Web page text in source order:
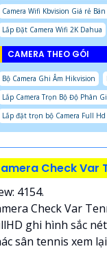
Camera Wifi Kbvision Giá rẻ
Lắp Đặt Camera Wifi 2K Dahua
CAMERA THEO GÓI
Bộ Camera Ghi Âm Hikvision
Lắp Camera Trọn Bộ Độ Phân
Lắp đặt trọn bộ Camera Full Hd
Check Var
4154.
Check Var
ghi hình sắc
sân tennis xem